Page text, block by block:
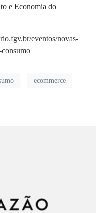
e Economia do
eventos/novas-
consumo
ecommerce